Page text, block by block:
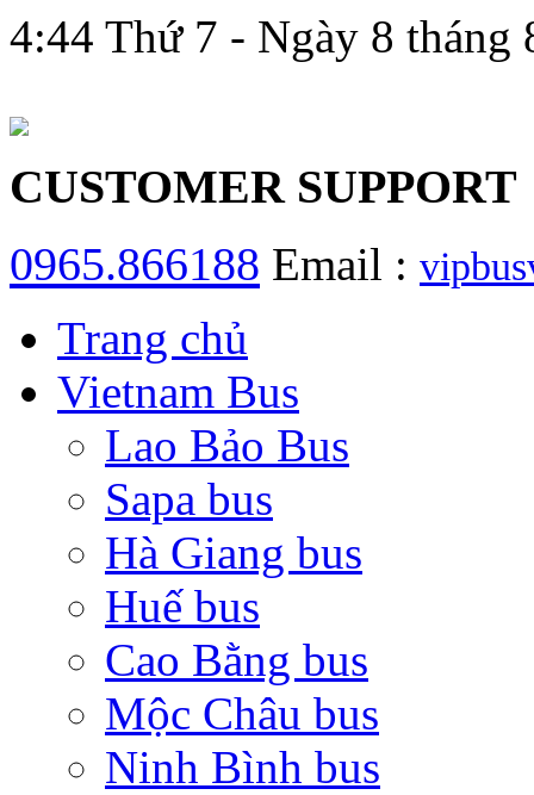
4:44 Thứ 7 - Ngày 8 tháng
CUSTOMER SUPPORT
0965.866188 Email :
Trang chủ
Vietnam Bus
Lao Bảo Bus
Sapa bus
Hà Giang bus
Huế bus
Cao Bằng bus
Mộc Châu bus
Ninh Bình bus